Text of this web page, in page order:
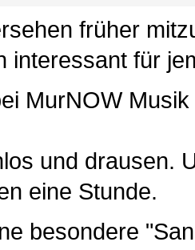
früher
interessant für
MurNOW
und drausen.
eine Stunde.
besondere